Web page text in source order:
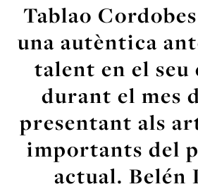
Tablao
una autèntica
talent en el seu
durant el mes
presentant als
importants del
actual. Belén